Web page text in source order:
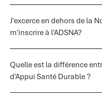
J'excerce en dehors de la
m'inscrire à l'ADSNA?
Quelle est la différence
d'Appui Santé Durable ?